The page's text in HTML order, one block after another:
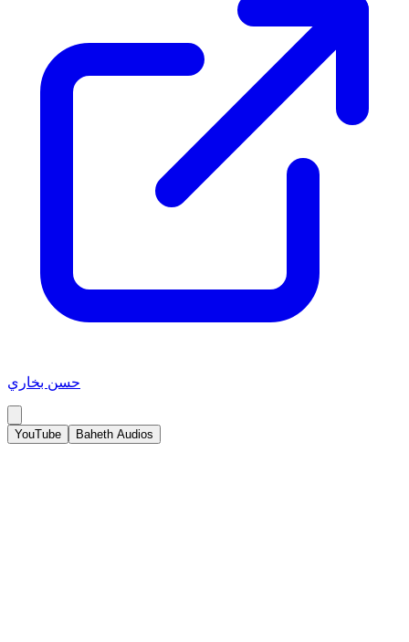
حسن بخاري
YouTube Baheth Audios